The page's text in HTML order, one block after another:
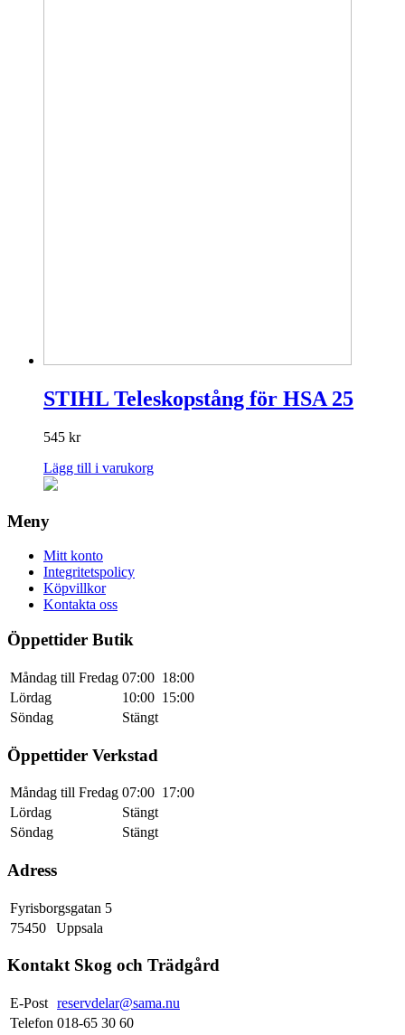
STIHL Teleskopstång för HSA 25
545 kr
Lägg till i varukorg
Meny
Mitt konto
Integritetspolicy
Köpvillkor
Kontakta oss
Öppettider Butik
Måndag till Fredag 07:00 18:00
Lördag
10:00 15:00
Söndag
Stängt
Öppettider Verkstad
Måndag till Fredag 07:00 17:00
Lördag
Stängt
Söndag
Stängt
Adress
Fyrisborgsgatan 5
75450
Uppsala
Kontakt Skog och Trädgård
E-Post reservdelar@sama.nu
Telefon 018-65 30 60